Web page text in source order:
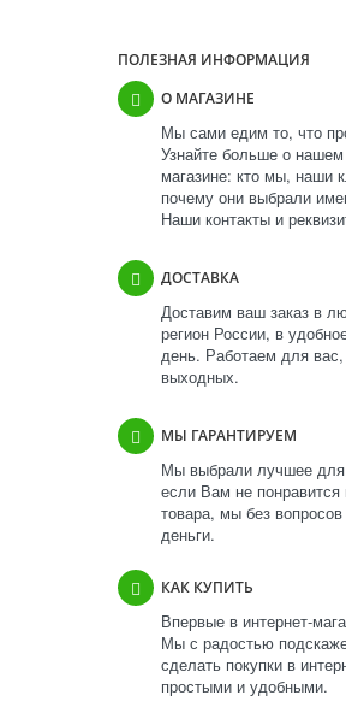
ПОЛЕЗНАЯ ИНФОРМАЦИЯ
О МАГАЗИНЕ
Мы сами едим то, что
Узнайте больше о нашем
магазине: кто мы, наши
почему они выбрали
Наши контакты и
ДОСТАВКА
Доставим ваш заказ в
регион России, в
день. Работаем для вас,
выходных.
МЫ ГАРАНТИРУЕМ
Мы выбрали лучшее
если Вам не понравится
товара, мы без
деньги.
КАК КУПИТЬ
Впервые в интернет-
Мы с радостью
сделать покупки в
простыми и удобными.